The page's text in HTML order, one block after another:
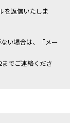
を返信いたしま
い場合は、「メー
でご連絡くださ